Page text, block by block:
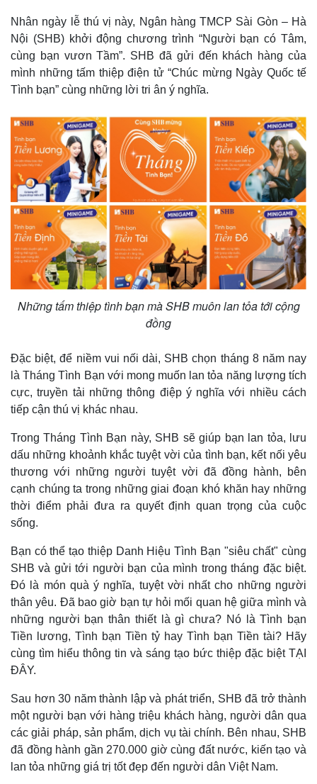
Kinh tế
Bất động sản
Khởi nghiệp
Thị trường
Tiêu dùng
Tỷ giá
Giá cà phê
Nhân ngày lễ thú vị này, Ngân hàng TMCP Sài Gòn – Hà
Nội (SHB) khởi động chương trình “Người bạn có Tâm,
cùng bạn vươn Tầm”. SHB đã gửi đến khách hàng của
mình những tấm thiệp điện tử “Chúc mừng Ngày Quốc tế
Tình bạn” cùng những lời tri ân ý nghĩa.
Những tấm thiệp tình bạn mà SHB muôn lan tỏa tới cộng
đồng
Đặc biệt, để niềm vui nối dài, SHB chọn tháng 8 năm nay
là Tháng Tình Bạn với mong muốn lan tỏa năng lượng tích
cực, truyền tải những thông điệp ý nghĩa với nhiều cách
tiếp cận thú vị khác nhau.
Trong Tháng Tình Bạn này, SHB sẽ giúp bạn lan tỏa, lưu
dấu những khoảnh khắc tuyệt vời của tình bạn, kết nối yêu
thương với những người tuyệt vời đã đồng hành, bên
cạnh chúng ta trong những giai đoạn khó khăn hay những
thời điểm phải đưa ra quyết định quan trọng của cuộc
sống.
Bạn có thể tạo thiệp Danh Hiệu Tình Bạn "siêu chất" cùng
SHB và gửi tới người bạn của mình trong tháng đặc biệt.
Đó là món quà ý nghĩa, tuyệt vời nhất cho những người
thân yêu. Đã bao giờ bạn tự hỏi mối quan hệ giữa mình và
những người bạn thân thiết là gì chưa? Nó là Tình bạn
Tiền lương, Tình bạn Tiền tỷ hay Tình bạn Tiền tài? Hãy
cùng tìm hiểu thông tin và sáng tạo bức thiệp đặc biệt TẠI
ĐÂY.
Sau hơn 30 năm thành lập và phát triển, SHB đã trở thành
một người bạn với hàng triệu khách hàng, người dân qua
các giải pháp, sản phẩm, dịch vụ tài chính. Bên nhau, SHB
đã đồng hành gần 270.000 giờ cùng đất nước, kiến tạo và
lan tỏa những giá trị tốt đẹp đến người dân Việt Nam.